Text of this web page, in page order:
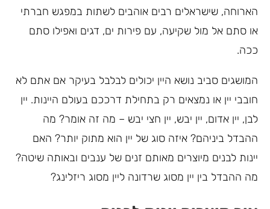
הארוחה, שישראלים רבים אוהבים לשתות במפגש חברתי
או סתם אל מול שקיעה, עם פירות ים, דגים ואפילו סתם
ככה.
המושגים סביב נושא היין יכולים לבלבל בעיקר אם אתם לא
חובבי יין או נמצאים רק בתחילת דרככם בעולם היינות. יין
לבן, יין אדום, יין יבש, יין חצי יבש – מה זה אומר? מה
ההבדל ביניהם? איזה סוג של יין הוא מתוק יותר? האם
יינות לבנים מיוצרים מאותם זנים של ענבים ובאותה שיטה?
מה ההבדל בין יין מסוג שרדונה ליין מסוג ריזלינג?